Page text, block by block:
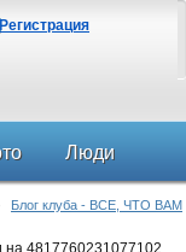
Регистрация
Люди
Блог клуба - ВСЕ, ЧТО ВАМ
на 4817760231077102